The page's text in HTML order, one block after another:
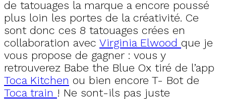
de tatouages la marque a encore poussé
plus loin les portes de la créativité. Ce
sont donc ces 8 tatouages crées en
collaboration avec Virginia Elwood que je
vous propose de gagner : vous y
retrouverez Babe the Blue Ox tiré de l’app
Toca Kitchen ou bien encore T- Bot de
Toca train ! Ne sont-ils pas juste